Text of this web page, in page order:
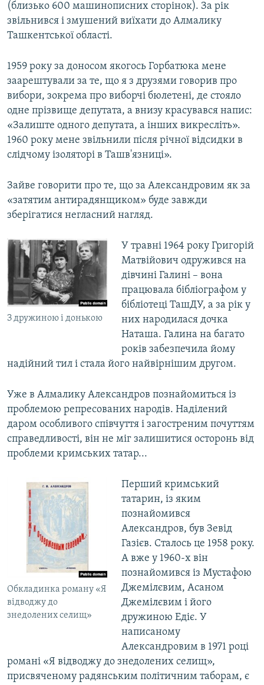
(близько 600 машинописних сторінок). За рік
звільнився і змушений виїхати до Алмалику
Ташкентської області.
1959 року за доносом якогось Горбатюка мене
заарештували за те, що я з друзями говорив про
вибори, зокрема про виборчі бюлетені, де стояло
одне прізвище депутата, а внизу красувався напис:
«Залиште одного депутата, а інших викресліть».
1960 року мене звільнили після річної відсидки в
слідчому ізоляторі в Ташв'язниці».
Зайве говорити про те, що за Александровим як за
«затятим антирадянщиком» буде завжди
зберігатися негласний нагляд.
З дружиною і донькою
У травні 1964 року Григорій
Матвійович одружився на
дівчині Галині – вона
працювала бібліографом у
бібліотеці ТашДУ, а за рік у
них народилася дочка
Наташа. Галина на багато
років забезпечила йому
надійний тил і стала його найвірнішим другом.
Уже в Алмалику Александров познайомиться із
проблемою репресованих народів. Наділений
даром особливого співчуття і загостреним почуттям
справедливості, він не міг залишитися осторонь від
проблеми кримських татар...
Обкладинка роману «Я
відводжу до
знедолених селищ»
Перший кримський
татарин, із яким
познайомився
Александров, був Зевід
Газієв. Сталось це 1958 року.
А вже у 1960-х він
познайомився із Мустафою
Джемілєвим, Асаном
Джемілєвим і його
дружиною Едіє. У
написаному
Александровим в 1971 році
романі «Я відводжу до знедолених селищ»,
присвяченому радянським політичним таборам, є